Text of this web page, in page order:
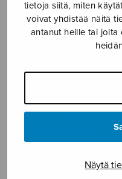
tietoja siitä, miten
voivat yhdistää näitä
antanut heille tai
Näytä
14 songs to texts by Kim
Rich, vol. 1